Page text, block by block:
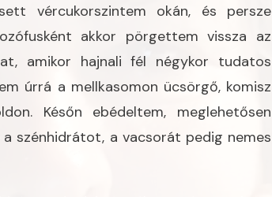
vércukorszintem okán, és persze
akkor pörgettem vissza az
amikor hajnali fél négykor tudatos
úrrá a mellkasomon ücsörgő, komisz
Későn ebédeltem, meglehetősen
a szénhidrátot, a vacsorát pedig nemes